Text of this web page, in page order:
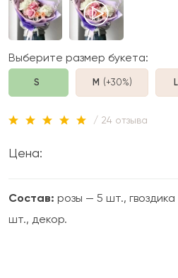
Выберите размер букета:
S M (+30%) L
/ 24 отзыва
Цена:
Состав: розы — 5 шт.,
шт., декор.